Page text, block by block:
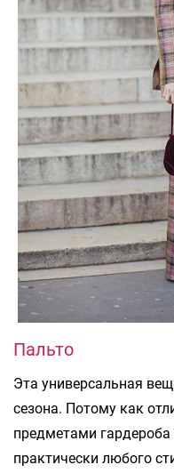
Пальто
Эта универсальная
сезона. Потому как
предметами
практически любого